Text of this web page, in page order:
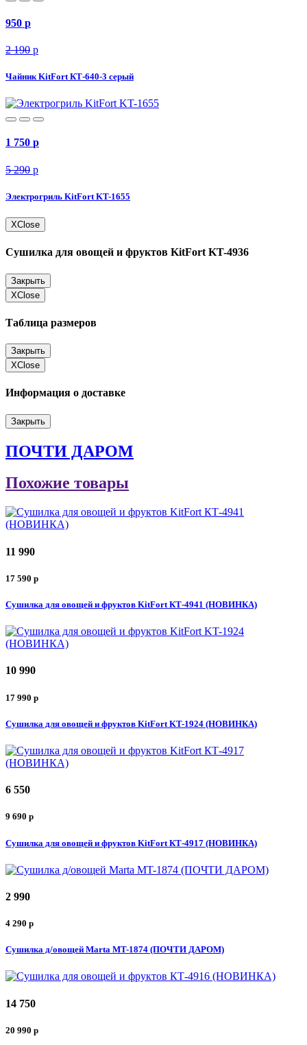
950 p
2 190 p
Чайник KitFort КТ-640-3 серый
1 750 p
5 290 p
Электрогриль KitFort KT-1655
XClose
Сушилка для овощей и фруктов KitFort KT-4936
Закрыть
XClose
Таблица размеров
Закрыть
XClose
Информация о доставке
Закрыть
ПОЧТИ ДАРОМ
Похожие товары
11 990
17 590 p
Сушилка для овощей и фруктов KitFort КТ-4941 (НОВИНКА)
10 990
17 990 p
Сушилка для овощей и фруктов KitFort KT-1924 (НОВИНКА)
6 550
9 690 p
Сушилка для овощей и фруктов KitFort КТ-4917 (НОВИНКА)
2 990
4 290 p
Сушилка д/овощей Marta MT-1874 (ПОЧТИ ДАРОМ)
14 750
20 990 p